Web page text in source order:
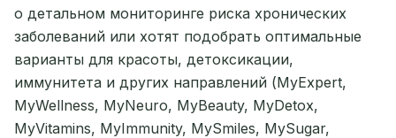
о детальном мониторинге риска хронических
заболеваний или хотят подобрать оптимальные
варианты для красоты, детоксикации,
иммунитета и других направлений (MyExpert,
MyWellness, MyNeuro, MyBeauty, MyDetox,
MyVitamins, MyImmunity, MySmiles, MySugar,